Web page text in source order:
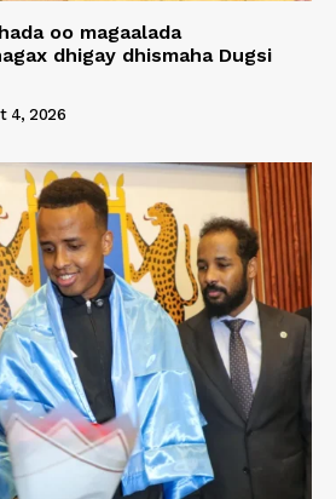
oo magaalada
dhigay dhismaha Dugsi
4, 2026